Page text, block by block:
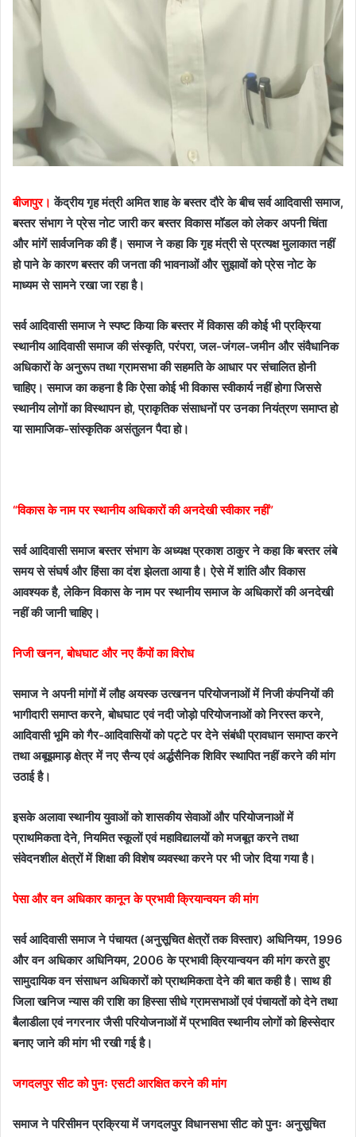
बीजापुर। केंद्रीय गृह मंत्री अमित शाह के बस्तर दौरे के बीच सर्व आदिवासी समाज,
बस्तर संभाग ने प्रेस नोट जारी कर बस्तर विकास मॉडल को लेकर अपनी चिंता
और मांगें सार्वजनिक की हैं। समाज ने कहा कि गृह मंत्री से प्रत्यक्ष मुलाकात नहीं
हो पाने के कारण बस्तर की जनता की भावनाओं और सुझावों को प्रेस नोट के
माध्यम से सामने रखा जा रहा है।
सर्व आदिवासी समाज ने स्पष्ट किया कि बस्तर में विकास की कोई भी प्रक्रिया
स्थानीय आदिवासी समाज की संस्कृति, परंपरा, जल-जंगल-जमीन और संवैधानिक
अधिकारों के अनुरूप तथा ग्रामसभा की सहमति के आधार पर संचालित होनी
चाहिए। समाज का कहना है कि ऐसा कोई भी विकास स्वीकार्य नहीं होगा जिससे
स्थानीय लोगों का विस्थापन हो, प्राकृतिक संसाधनों पर उनका नियंत्रण समाप्त हो
या सामाजिक-सांस्कृतिक असंतुलन पैदा हो।
“विकास के नाम पर स्थानीय अधिकारों की अनदेखी स्वीकार नहीं”
सर्व आदिवासी समाज बस्तर संभाग के अध्यक्ष प्रकाश ठाकुर ने कहा कि बस्तर लंबे
समय से संघर्ष और हिंसा का दंश झेलता आया है। ऐसे में शांति और विकास
आवश्यक है, लेकिन विकास के नाम पर स्थानीय समाज के अधिकारों की अनदेखी
नहीं की जानी चाहिए।
निजी खनन, बोधघाट और नए कैंपों का विरोध
समाज ने अपनी मांगों में लौह अयस्क उत्खनन परियोजनाओं में निजी कंपनियों की
भागीदारी समाप्त करने, बोधघाट एवं नदी जोड़ो परियोजनाओं को निरस्त करने,
आदिवासी भूमि को गैर-आदिवासियों को पट्टे पर देने संबंधी प्रावधान समाप्त करने
तथा अबूझमाड़ क्षेत्र में नए सैन्य एवं अर्द्धसैनिक शिविर स्थापित नहीं करने की मांग
उठाई है।
इसके अलावा स्थानीय युवाओं को शासकीय सेवाओं और परियोजनाओं में
प्राथमिकता देने, नियमित स्कूलों एवं महाविद्यालयों को मजबूत करने तथा
संवेदनशील क्षेत्रों में शिक्षा की विशेष व्यवस्था करने पर भी जोर दिया गया है।
पेसा और वन अधिकार कानून के प्रभावी क्रियान्वयन की मांग
सर्व आदिवासी समाज ने पंचायत (अनुसूचित क्षेत्रों तक विस्तार) अधिनियम, 1996
और वन अधिकार अधिनियम, 2006 के प्रभावी क्रियान्वयन की मांग करते हुए
सामुदायिक वन संसाधन अधिकारों को प्राथमिकता देने की बात कही है। साथ ही
जिला खनिज न्यास की राशि का हिस्सा सीधे ग्रामसभाओं एवं पंचायतों को देने तथा
बैलाडीला एवं नगरनार जैसी परियोजनाओं में प्रभावित स्थानीय लोगों को हिस्सेदार
बनाए जाने की मांग भी रखी गई है।
जगदलपुर सीट को पुनः एसटी आरक्षित करने की मांग
समाज ने परिसीमन प्रक्रिया में जगदलपुर विधानसभा सीट को पुनः अनुसूचित